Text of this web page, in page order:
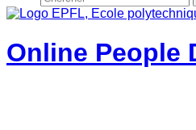
Online People